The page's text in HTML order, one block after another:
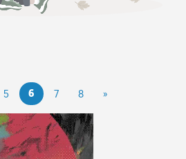
5 6 7 8 »